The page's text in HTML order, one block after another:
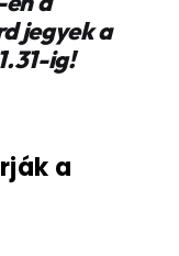
jegyek a
ig!
a